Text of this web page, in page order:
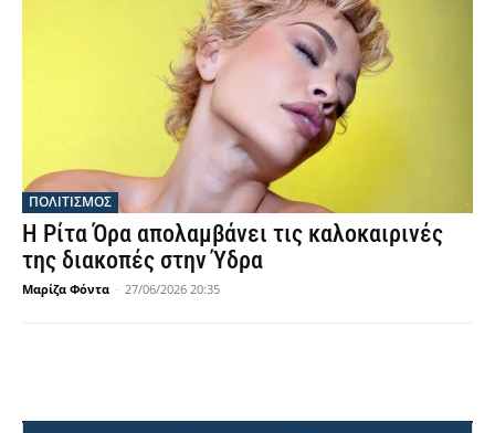
ΠΟΛΙΤΙΣΜΟΣ
Η Ρίτα Όρα απολαμβάνει τις καλοκαιρινές
της διακοπές στην Ύδρα
Μαρίζα Φόντα - 27/06/2026 20:35